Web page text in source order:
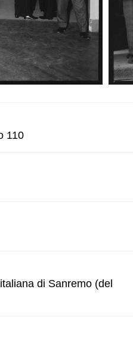
110
di Sanremo (del